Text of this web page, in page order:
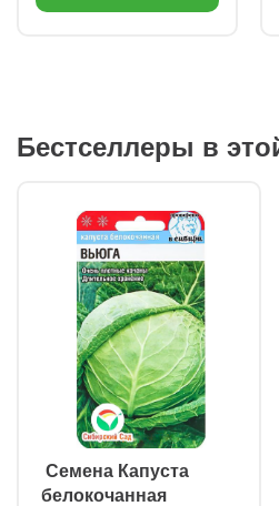
Бестселлеры в
ㅤ Семена Капуста
белокочанная